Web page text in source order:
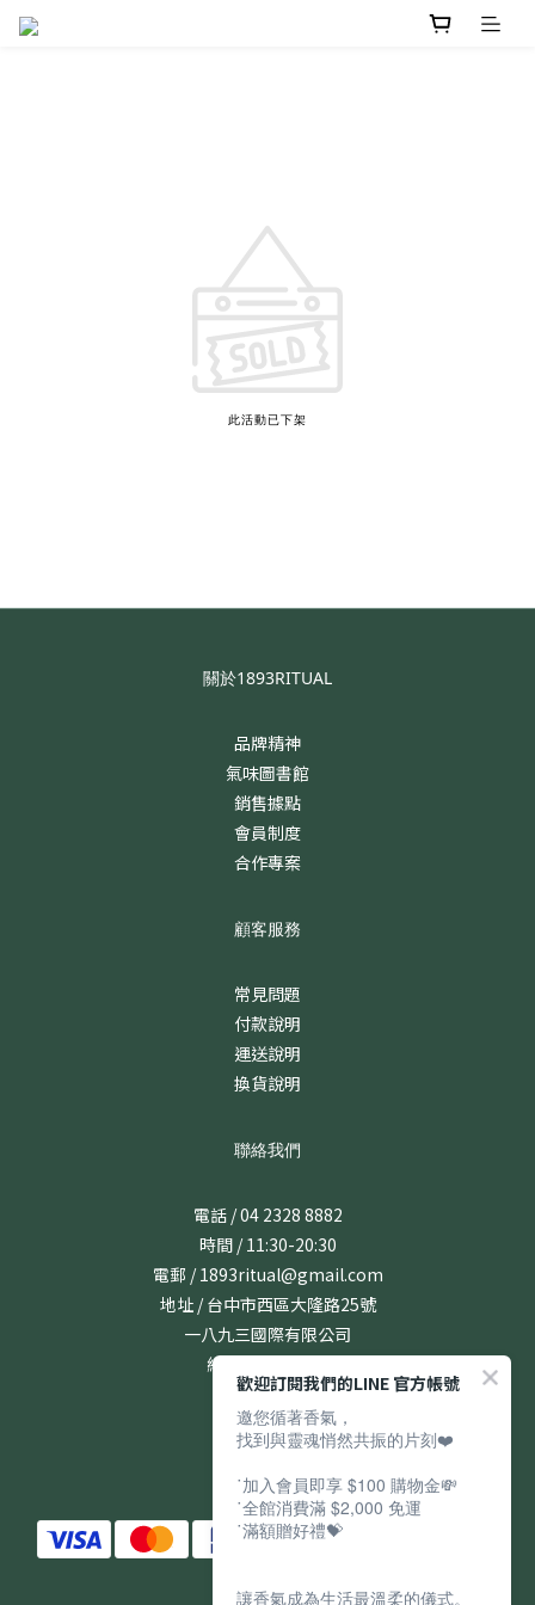
此活動已下架
關於1893RITUAL
品牌精神
氣味圖書館
銷售據點
會員制度
合作專案
顧客服務
常見問題
付款說明
運送說明
換貨說明
聯絡我們
電話 / 04 2328 8882
時間 / 11:30-20:30
電郵 / 1893ritual@gmail.com
地址 / 台中市西區大隆路25號
一八九三國際有限公司
統編 / 24831167
歡迎訂閱我們的LINE 官方帳號
邀您循著香氣，
找到與靈魂悄然共振的片刻❤️
˙加入會員即享 $100 購物金💸
˙全館消費滿 $2,000 免運
˙滿額贈好禮💝
讓香氣成為生活最溫柔的儀式。